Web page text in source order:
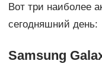
Вот три наиболее
сегодняшний день:
Samsung